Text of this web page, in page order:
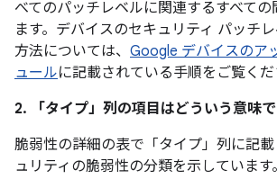
べてのパッチレベルに関連するすべて
ます。デバイスのセキュリティ パッチ
方法については、 Google デバイスのア
ュールに記載されている手順をご覧くだ
2. 「タイプ」 列の項目はどういう意味で
脆弱性の詳細の表で「タイプ」 列に記
ュリティの脆弱性の分類を示しています。